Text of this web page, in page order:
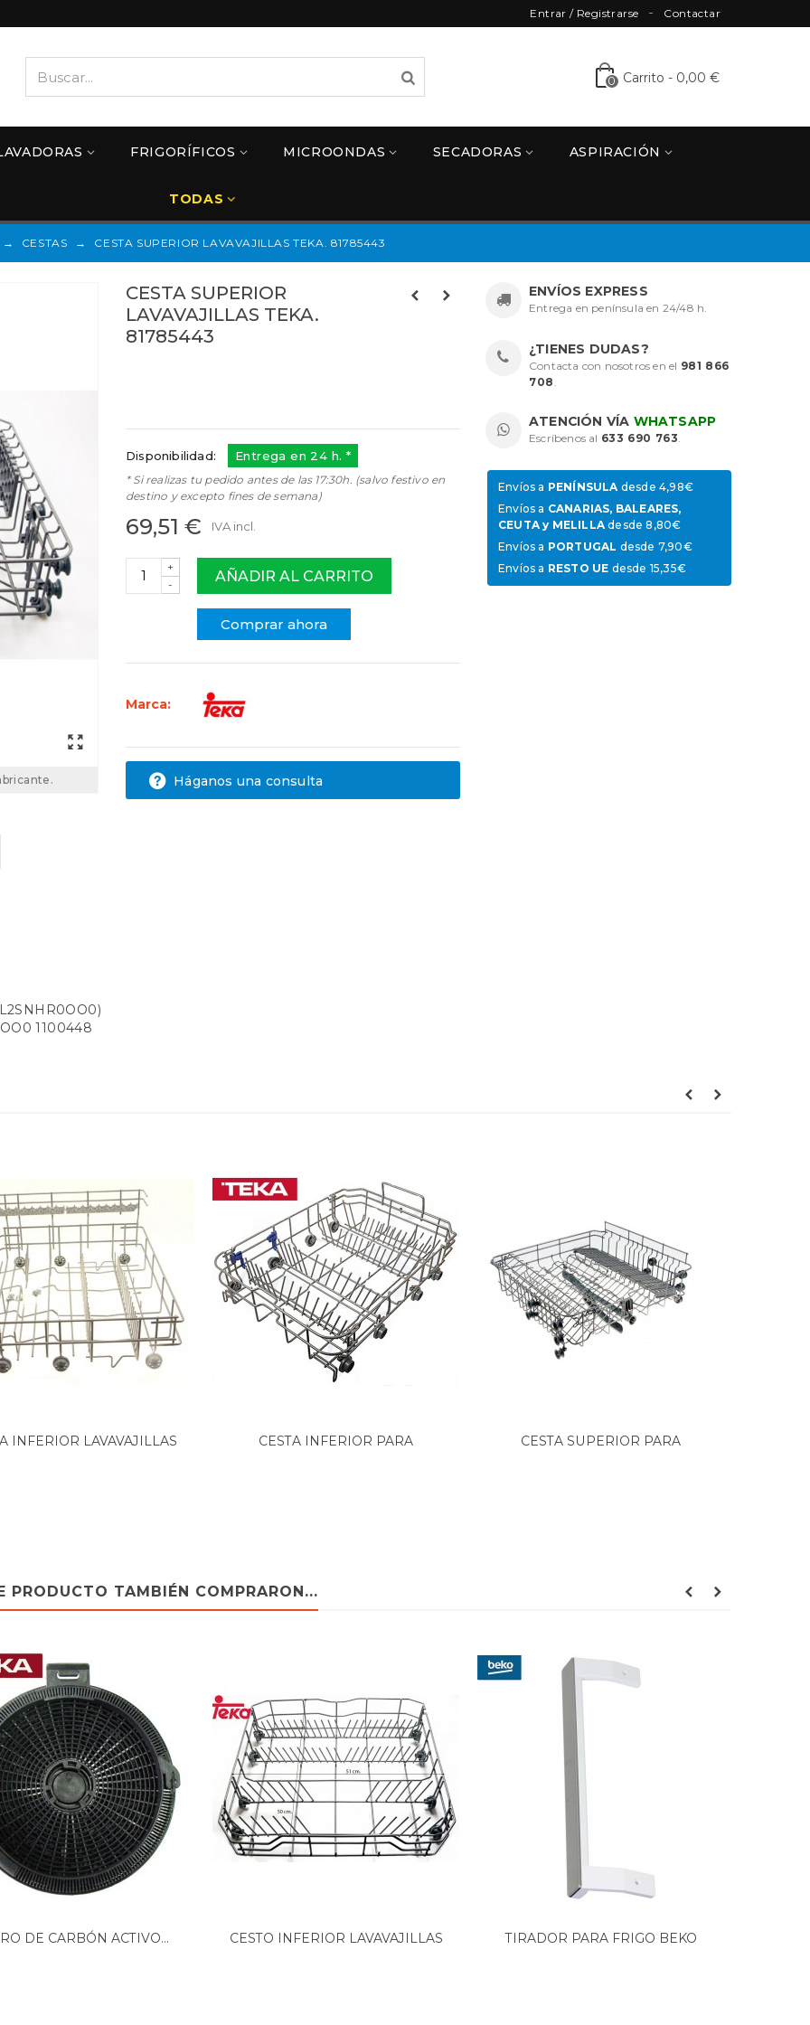
Contactar
Entrar / Registrarse
0 Carrito - 0,00 €
FRIGORÍFICOS MICROONDAS SECADORAS ASPIRACIÓN
TODAS
→ CESTAS → CESTA SUPERIOR LAVAVAJILLAS TEKA. 81785443
CESTA SUPERIOR
LAVAVAJILLAS TEKA.
81785443
Disponibilidad: Entrega en 24 h. *
* Si realizas tu pedido antes de las 17:30h. (salvo festivo en
destino y excepto fines de semana)
69,51 € IVA incl.
-
+
AÑADIR AL CARRITO
Comprar ahora
Marca:
Háganos una consulta
ENVÍOS EXPRESS
Entrega en península en 24/48 h.
¿TIENES DUDAS?
Contacta con nosotros en el 981 866
708 .
ATENCIÓN VÍA WHATSAPP
Escríbenos al 633 690 763.
Envíos a PENÍNSULAdesde 4,98€
Envíos a CANARIAS, BALEARES,
CEUTA y MELILLAdesde 8,80€
Envíos a PORTUGAL desde 7,90€
Envíos a RESTO UE desde 15,35€
1100448
INFERIOR LAVAVAJILLAS
CESTA INFERIOR PARA
CESTA SUPERIOR PARA
PRODUCTO TAMBIÉN COMPRARON...
DE CARBÓN ACTIVO...
CESTO INFERIOR LAVAVAJILLAS
TIRADOR PARA FRIGO BEKO